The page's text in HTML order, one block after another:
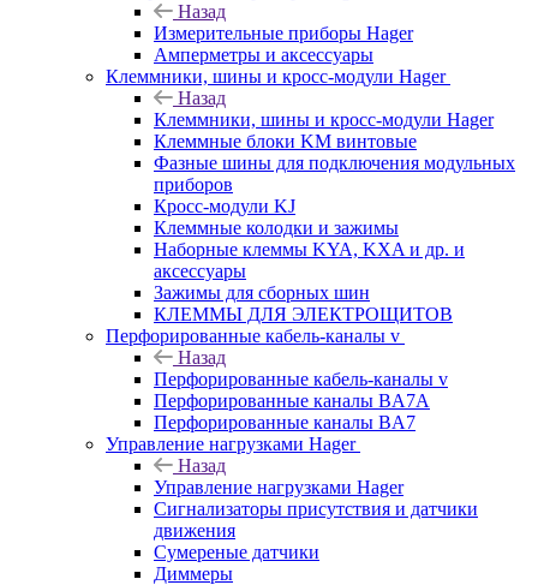
Назад
Измерительные приборы Hager
Амперметры и аксессуары
Клеммники, шины и кросс-модули Hager
Назад
Клеммники, шины и кросс-модули Hager
Клеммные блоки KM винтовые
Фазные шины для подключения модульных
приборов
Кросс-модули KJ
Клеммные колодки и зажимы
Наборные клеммы KYA, KXA и др. и
аксессуары
Зажимы для сборных шин
КЛЕММЫ ДЛЯ ЭЛЕКТРОЩИТОВ
Перфорированные кабель-каналы v
Назад
Перфорированные кабель-каналы v
Перфорированные каналы BA7A
Перфорированные каналы BA7
Управление нагрузками Hager
Назад
Управление нагрузками Hager
Сигнализаторы присутствия и датчики
движения
Сумереные датчики
Диммеры